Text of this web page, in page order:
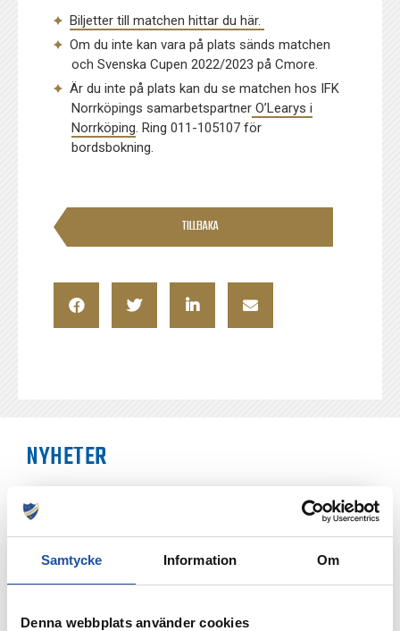
Samtycke Information Om
Denna webbplats använder cookies
Biljetter till matchen hittar du här.
Om du inte kan vara på plats sänds matchen
och Svenska Cupen 2022/2023 på Cmore.
Är du inte på plats kan du se matchen hos IFK
Norrköpings samarbetspartner O’Learys i
Norrköping. Ring 011-105107 för
bordsbokning.
TILLBAKA
NYHETER